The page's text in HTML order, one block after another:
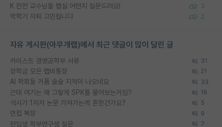
K 전전 교수님들 랩실 어떤지 질문드려요! 3
막학기 자퇴 고민됩니다 2
자유 게시판(아무개랩)에서 최근 댓글이 많이 달린 글
카이스트 경영공학부 서류 31
장학금 모은 랩비통장 21
AI 학회들 거품 슬슬 지적이 나오네요 33
근데 여기는 왜 그렇게 SPK를 물어보는거임? 19
석사가 1저자 논문 가져가는게 흔한건가요? 5
면접 복장 9
편입생 학부연구생 질문 7